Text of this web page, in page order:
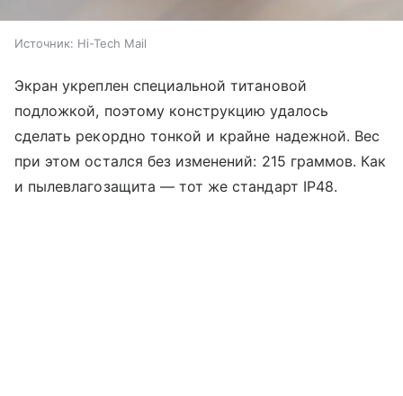
Источник: Hi-Tech Mail
Экран укреплен специальной титановой
подложкой, поэтому конструкцию удалось
сделать рекордно тонкой и крайне надежной. Вес
при этом остался без изменений: 215 граммов. Как
и пылевлагозащита — тот же стандарт IP48.